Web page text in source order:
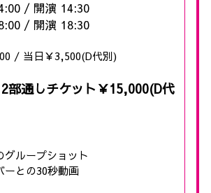
/ 開演 14:30
/ 開演 18:30
/ 当日￥3,500(D代別)
部通しチケット￥15,000(D代
グループショット
ーとの30秒動画